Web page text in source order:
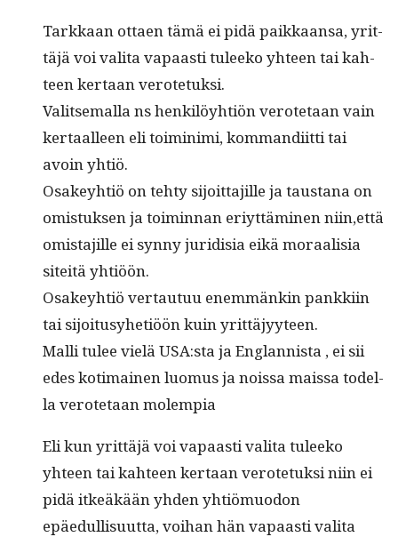
Tarkkaan ottaen tämä ei pidä paikkaansa, yrit­
täjä voi vali­ta vapaasti tuleeko yhteen tai kah­
teen ker­taan verotetuksi.
Val­it­se­mal­la ns henkilöy­htiön verote­taan vain
ker­taalleen eli toi­min­i­mi, kom­mandi­it­ti tai
avoin yhtiö.
Osakey­htiö on tehty sijoit­ta­jille ja taus­tana on
omis­tuk­sen ja toimin­nan eriyt­tämi­nen niin,että
omis­ta­jille ei syn­ny juri­disia eikä moraal­isia
siteitä yhtiöön.
Osakey­htiö ver­tau­tuu enem­mänkin pankki­in
tai sijoi­tusy­hetiöön kuin yrittäjyyteen.
Malli tulee vielä USA:sta ja Englan­nista , ei sii
edes koti­mainen luo­mus ja nois­sa mais­sa todel­
la verote­taan molempia
Eli kun yrit­täjä voi vapaasti vali­ta tuleeko
yhteen tai kah­teen ker­taan verote­tuk­si niin ei
pidä itkeäkään yhden yhtiö­muodon
epäedullisu­ut­ta, voihan hän vapaasti vali­ta